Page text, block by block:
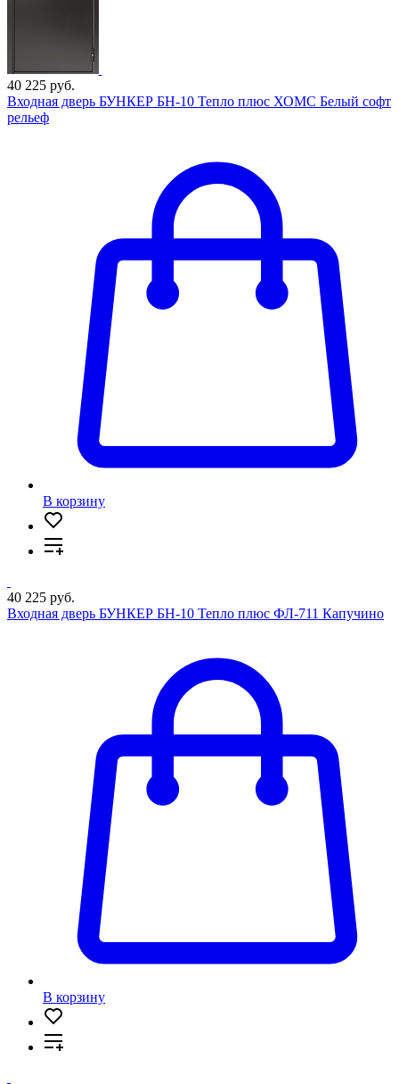
40 225 руб.
Входная дверь БУНКЕР БН-10 Тепло плюс ХОМС Белый софт
рельеф
В корзину
40 225 руб.
Входная дверь БУНКЕР БН-10 Тепло плюс ФЛ-711 Капучино
В корзину